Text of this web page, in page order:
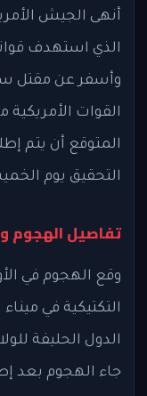
أنهى الجيش
الذي استهدف
وأسفر عن مقتل
القوات
المتوقع أن يتم
التحقيق يوم
تفاصيل الهجوم
وقع الهجوم في
التكتيكية في
الدول الحليفة
جاء الهجوم بعد